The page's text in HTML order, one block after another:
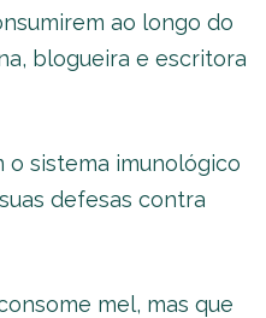
ao longo do
blogueira e escritora
o sistema imunológico
defesas contra
mel, mas que